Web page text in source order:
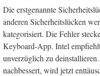
Die erstgenannte
anderen Sicherheitslücken
kategorisiert. Die Fehler
Keyboard-App. Intel
unverzüglich zu
nachbessert, wird jetzt